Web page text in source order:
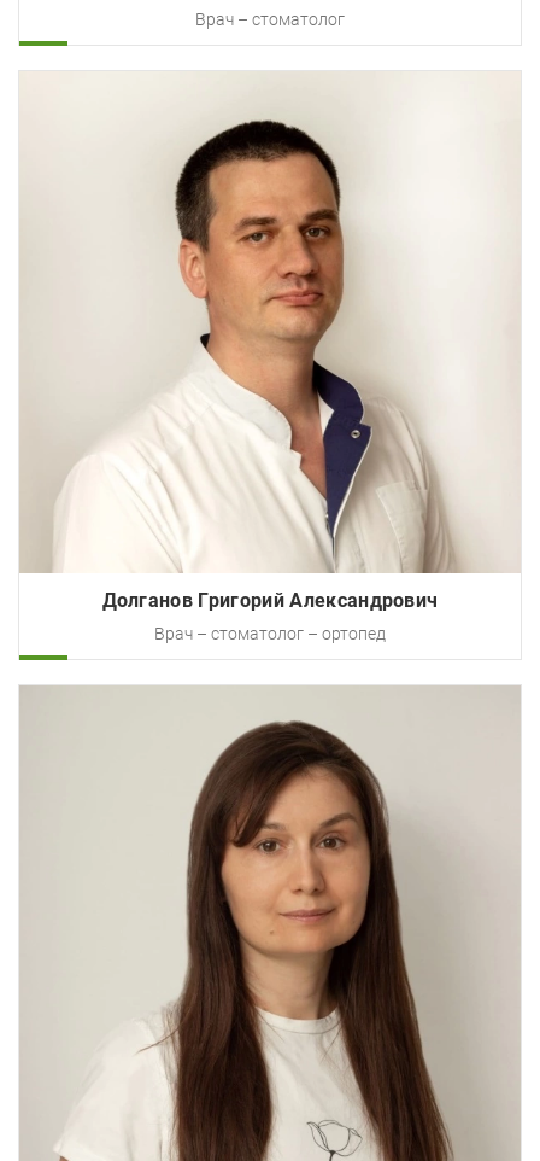
Врач – стоматолог
Долганов Григорий Александрович
Врач – стоматолог – ортопед